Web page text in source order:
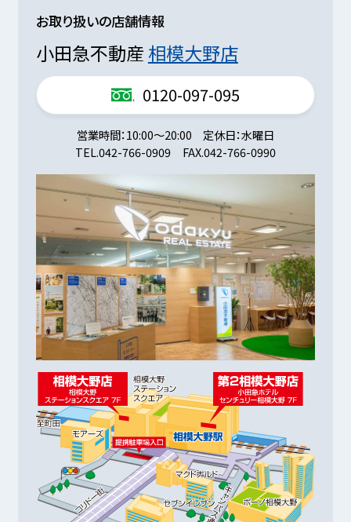
お取り扱いの店舗情報
小田急不動産 相模大野店
0120-097-095
営業時間 10:00～20:00 定休日 水曜日
TEL.042-766-0909 FAX.042-766-0990